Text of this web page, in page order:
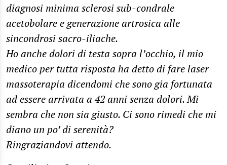
diagnosi minima sclerosi sub-condrale
acetobolare e generazione artrosica alle
sincondrosi sacro-iliache.
Ho anche dolori di testa sopra l’occhio, il mio
medico per tutta risposta ha detto di fare laser
massoterapia dicendomi che sono gia fortunata
ad essere arrivata a 42 anni senza dolori. Mi
sembra che non sia giusto. Ci sono rimedi che mi
diano un po’ di serenità?
Ringraziandovi attendo.